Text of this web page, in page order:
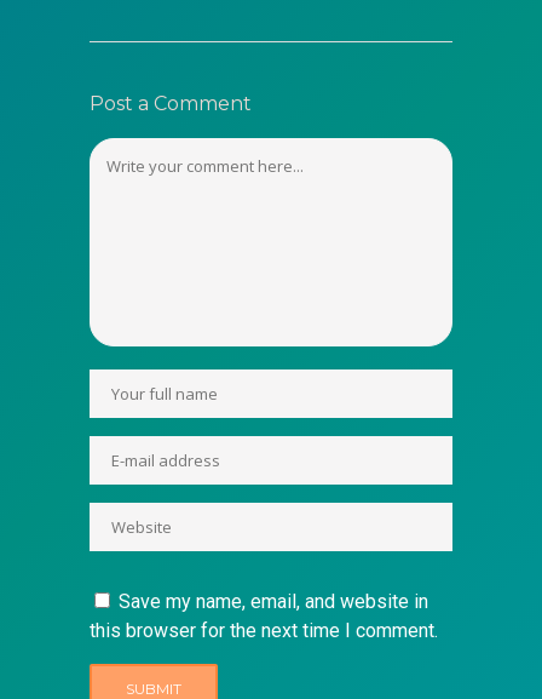
Post a Comment
Save my name, email, and website in
this browser for the next time I comment.